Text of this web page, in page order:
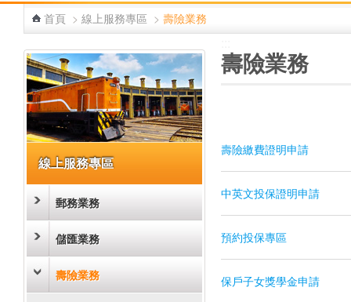
首頁 > 線上服務專區 > 壽險業務
線上服務專區
郵務業務
儲匯業務
壽險業務
壽險業務
壽險繳費證明申請
中英文投保證明申請
預約投保專區
保戶子女獎學金申請